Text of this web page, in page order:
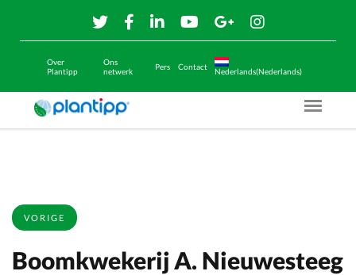
Over
Plantipp
Ons
netwerk
Pers Contact
Nederlands(Nederlands)
Menu
VORIGE
Boomkwekerij A. Nieuwesteeg